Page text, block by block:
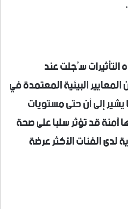
سُجلت عند
البيئية المعتمدة في
يشير إلى أن حتى مستويات
آمنة قد تؤثر سلبا على صحة
لدى الفئات الأكثر عرضة